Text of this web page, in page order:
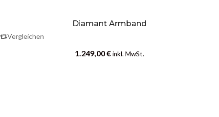
Diamant Armband
Vergleichen
1.249,00€inkl. MwSt.